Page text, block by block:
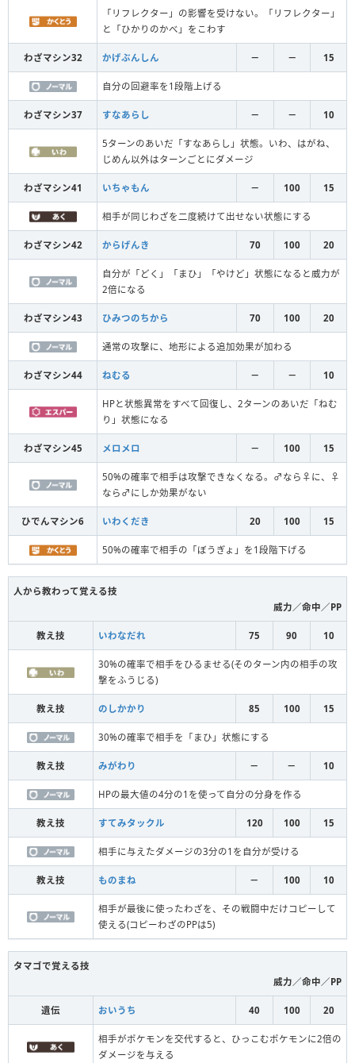
「リフレクター」の影響を受けない。「リフレクター」
と「ひかりのかべ」をこわす
わざマシン32 かげぶんしん － － 15
自分の回避率を1段階上げる
わざマシン37 すなあらし － － 10
5ターンのあいだ「すなあらし」状態。いわ、はがね、
じめん以外はターンごとにダメージ
わざマシン41 いちゃもん － 100 15
相手が同じわざを二度続けて出せない状態にする
わざマシン42 からげんき 70 100 20
自分が「どく」「まひ」「やけど」状態になると威力が
2倍になる
わざマシン43 ひみつのちから 70 100 20
通常の攻撃に、地形による追加効果が加わる
わざマシン44 ねむる － － 10
HPと状態異常をすべて回復し、2ターンのあいだ「ねむ
り」状態になる
わざマシン45 メロメロ － 100 15
50%の確率で相手は攻撃できなくなる。♂なら♀に、♀
なら♂にしか効果がない
ひでんマシン6 いわくだき 20 100 15
50%の確率で相手の「ぼうぎょ」を1段階下げる
人から教わって覚える技
威力／命中／PP
教え技 いわなだれ 75 90 10
30%の確率で相手をひるませる(そのターン内の相手の攻
撃をふうじる)
教え技 のしかかり 85 100 15
30%の確率で相手を「まひ」状態にする
教え技 みがわり － － 10
HPの最大値の4分の1を使って自分の分身を作る
教え技 すてみタックル 120 100 15
相手に与えたダメージの3分の1を自分が受ける
教え技 ものまね － 100 10
相手が最後に使ったわざを、その戦闘中だけコピーして
使える(コピーわざのPPは5)
タマゴで覚える技
威力／命中／PP
遺伝 おいうち 40 100 20
相手がポケモンを交代すると、ひっこむポケモンに2倍の
ダメージを与える